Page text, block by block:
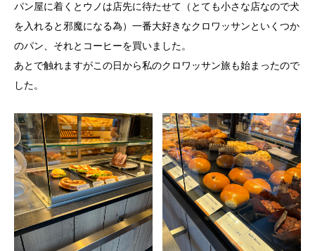
パン屋に着くとウノは店先に待たせて（とても小さな店なので犬
を入れると邪魔になる為）一番大好きなクロワッサンといくつか
のパン、それとコーヒーを買いました。
あとで触れますがこの日から私のクロワッサン旅も始まったので
した。